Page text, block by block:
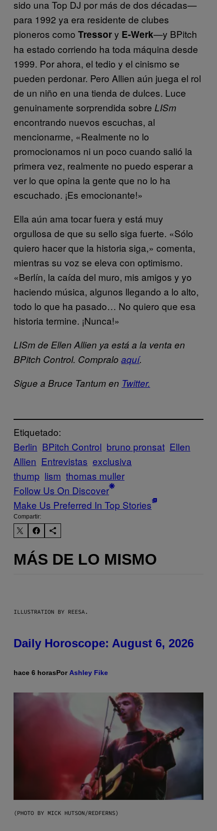
sido una Top DJ por más de dos décadas—
para 1992 ya era residente de clubes
pioneros como Tressory E-Werk—y BPitch
ha estado corriendo ha toda máquina desde
1999. Por ahora, el tedio y el cinismo se
pueden perdonar. Pero Allien aún juega el rol
de un niño en una tienda de dulces. Luce
genuinamente sorprendida sobre LISm
encontrando nuevos escuchas, al
mencionarme, «Realmente no lo
promocionamos ni un poco cuando salió la
primera vez, realmente no puedo esperar a
ver lo que opina la gente que no lo ha
escuchado. ¡Es emocionante!»
Ella aún ama tocar fuera y está muy
orgullosa de que su sello siga fuerte. «Sólo
quiero hacer que la historia siga,» comenta,
mientras su voz se eleva con optimismo.
«Berlín, la caída del muro, mis amigos y yo
haciendo música, algunos llegando a lo alto,
todo lo que ha pasado… No quiero que esa
historia termine. ¡Nunca!»
LISm de Ellen Allien ya está a la venta en
BPitch Control. Compralo aquí.
Sigue a Bruce Tantum en Twitter.
Etiquetado:
Berlin BPitch Control bruno pronsat Ellen
Allien Entrevistas exclusiva
thump lism thomas muller
Follow Us On Discover
Make Us Preferred In Top Stories
Compartir:
MÁS DE LO MISMO
ILLUSTRATION BY REESA.
Daily Horoscope: August 6, 2026
hace 6 horasPor Ashley Fike
(PHOTO BY MICK HUTSON/REDFERNS)